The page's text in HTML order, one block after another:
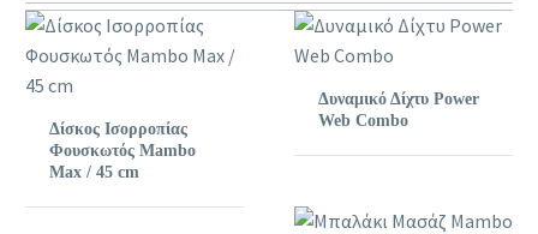
Δίσκος Ισορροπίας
Φουσκωτός Mambo
Max / 45 cm
Δυναμικό Δίχτυ Power
Web Combo